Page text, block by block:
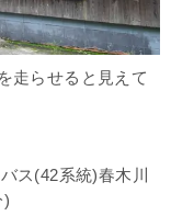
走らせると見えて
ス(42系統)春木川
)